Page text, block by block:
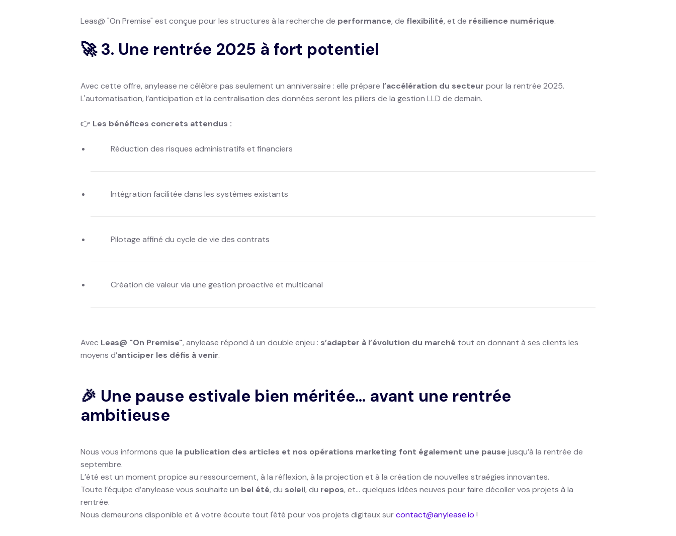
Leas@ "On Premise" est conçue pour les structures à la recherche de performance, de flexibilité, et de résilience numérique.
🚀 3. Une rentrée 2025 à fort potentiel
Avec cette offre, anylease ne célèbre pas seulement un anniversaire : elle prépare l’accélération du secteur pour la rentrée 2025.
L'automatisation, l’anticipation et la centralisation des données seront les piliers de la gestion LLD de demain.
👉 Les bénéfices concrets attendus :
Réduction des risques administratifs et financiers
Intégration facilitée dans les systèmes existants
Pilotage affiné du cycle de vie des contrats
Création de valeur via une gestion proactive et multicanal
Avec Leas@ "On Premise", anylease répond à un double enjeu : s’adapter à l’évolution du marché tout en donnant à ses clients les
moyens d’anticiper les défis à venir.
🎉 Une pause estivale bien méritée… avant une rentrée
ambitieuse
Nous vous informons que la publication des articles et nos opérations marketing font également une pause jusqu’à la rentrée de
septembre.
L’été est un moment propice au ressourcement, à la réflexion, à la projection et à la création de nouvelles straégies innovantes.
Toute l’équipe d’anylease vous souhaite un bel été, du soleil, du repos, et… quelques idées neuves pour faire décoller vos projets à la
rentrée.
Nous demeurons disponible et à votre écoute tout l'été pour vos projets digitaux surcontact@anylease.io !